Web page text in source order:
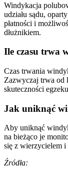
Windykacja
udziału sądu,
płatności i
dłużnikiem.
Ile czasu trwa
Czas trwania
Zazwyczaj trwa od
skuteczności
Jak uniknąć
Aby uniknąć
na bieżąco je
się z wierzycielem i
Źródła: